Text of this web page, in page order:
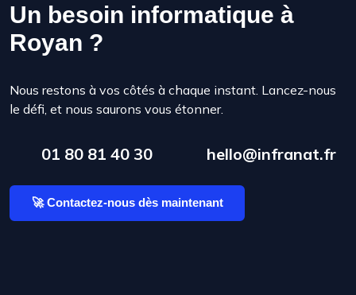
Un besoin informatique à
Royan ?
Nous restons à vos côtés à chaque instant. Lancez-nous
le défi, et nous saurons vous étonner.
01 80 81 40 30 hello@infranat.fr
🚀 Contactez-nous dès maintenant